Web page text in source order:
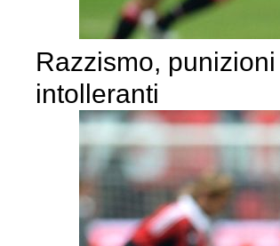
Razzismo,
intolleranti